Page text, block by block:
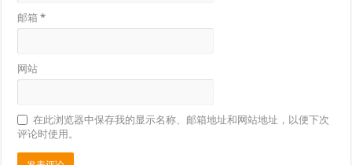
邮箱*
网站
在此浏览器中保存我的显示名称、邮箱地址和网站地址，以便下次
评论时使用。